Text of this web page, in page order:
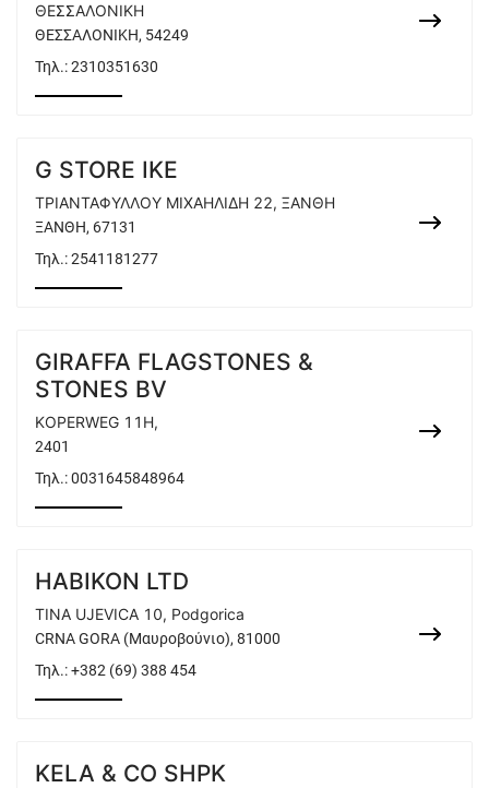
ΘΕΣΣΑΛΟΝΙΚΗ
ΘΕΣΣΑΛΟΝΙΚΗ, 54249
Τηλ.:2310351630
G STORE ΙΚΕ
ΤΡΙΑΝΤΑΦΥΛΛΟΥ ΜΙΧΑΗΛΙΔΗ 22, ΞΑΝΘΗ
ΞΑΝΘΗ, 67131
Τηλ.:2541181277
GIRAFFA FLAGSTONES &
STONES BV
KOPERWEG 11H,
2401
Τηλ.:0031645848964
HABIKON LTD
TINA UJEVICA 10, Podgorica
CRNA GORA (Μαυροβούνιο), 81000
Τηλ.:+382 (69) 388 454
KELA & CO SHPK